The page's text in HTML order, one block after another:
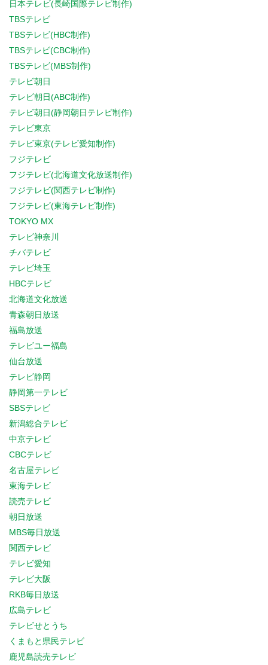
日本テレビ(長崎国際テレビ制作)
TBSテレビ
TBSテレビ(HBC制作)
TBSテレビ(CBC制作)
TBSテレビ(MBS制作)
テレビ朝日
テレビ朝日(ABC制作)
テレビ朝日(静岡朝日テレビ制作)
テレビ東京
テレビ東京(テレビ愛知制作)
フジテレビ
フジテレビ(北海道文化放送制作)
フジテレビ(関西テレビ制作)
フジテレビ(東海テレビ制作)
TOKYO MX
テレビ神奈川
チバテレビ
テレビ埼玉
HBCテレビ
北海道文化放送
青森朝日放送
福島放送
テレビユー福島
仙台放送
テレビ静岡
静岡第一テレビ
SBSテレビ
新潟総合テレビ
中京テレビ
CBCテレビ
名古屋テレビ
東海テレビ
読売テレビ
朝日放送
MBS毎日放送
関西テレビ
テレビ愛知
テレビ大阪
RKB毎日放送
広島テレビ
テレビせとうち
くまもと県民テレビ
鹿児島読売テレビ